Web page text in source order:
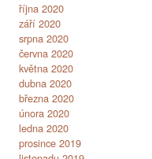
října 2020
září 2020
srpna 2020
června 2020
května 2020
dubna 2020
března 2020
února 2020
ledna 2020
prosince 2019